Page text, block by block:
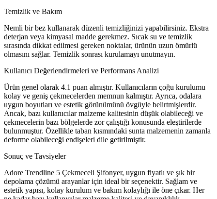
Temizlik ve Bakım
Nemli bir bez kullanarak düzenli temizliğinizi yapabilirsiniz. Ekstra
deterjan veya kimyasal madde gerekmez. Sıcak su ve temizlik
sırasında dikkat edilmesi gereken noktalar, ürünün uzun ömürlü
olmasını sağlar. Temizlik sonrası kurulamayı unutmayın.
Kullanıcı Değerlendirmeleri ve Performans Analizi
Ürün genel olarak 4.1 puan almıştır. Kullanıcıların çoğu kurulumu
kolay ve geniş çekmecelerden memnun kalmıştır. Ayrıca, odalara
uygun boyutları ve estetik görünümünü övgüyle belirtmişlerdir.
Ancak, bazı kullanıcılar malzeme kalitesinin düşük olabileceği ve
çekmecelerin bazı bölgelerde zor çalıştığı konusunda eleştirilerde
bulunmuştur. Özellikle taban kısmındaki sunta malzemenin zamanla
deforme olabileceği endişeleri dile getirilmiştir.
Sonuç ve Tavsiyeler
Adore Trendline 5 Çekmeceli Şifonyer, uygun fiyatlı ve şık bir
depolama çözümü arayanlar için ideal bir seçenektir. Sağlam ve
estetik yapısı, kolay kurulum ve bakım kolaylığı ile öne çıkar. Her